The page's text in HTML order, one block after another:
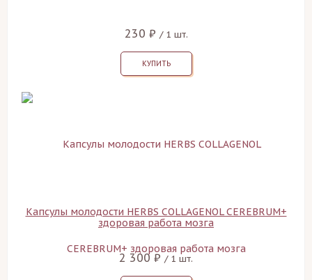
230 ₽ / 1 шт.
КУПИТЬ
Капсулы молодости HERBS COLLAGENOL CEREBRUM+
здоровая работа мозга
2 300 ₽ / 1 шт.